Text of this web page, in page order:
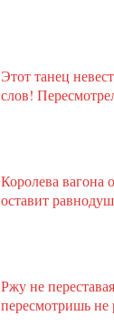
Этот танец
слов!
Королева вагона
оставит
Ржу не
пересмотришь не